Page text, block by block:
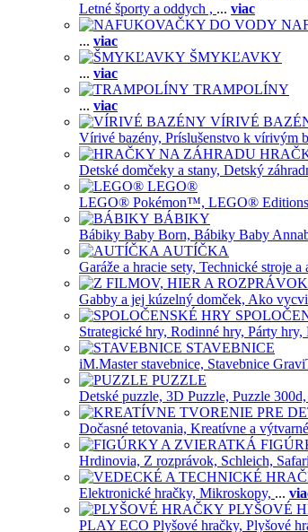
Letné športy a oddych , ... viac
... viac
ŠMYKĽAVKY
... viac
TRAMPOLÍNY
... viac
VÍRIVÉ
Vírivé bazény, Príslušenstvo k vírivým
Detské domčeky a stany, Detský
LEGO®
LEGO® Pokémon™, LEGO®
BÁBIKY
Bábiky Baby Born, Bábiky Baby
AUTÍČKA
Garáže a hracie sety, Technické stroje a
Gabby a jej kúzelný domček, Ako
Strategické hry, Rodinné hry, Párty hry,
STAVEBNICE
iM.Master stavebnice, Stavebnice
PUZZLE
Detské puzzle, 3D Puzzle, Puzzle 300d,
Dočasné tetovania, Kreatívne a
Hrdinovia, Z rozprávok, Schleich,
Elektronické hračky, Mikroskopy, ...
PLYŠOVÉ
PLAY ECO Plyšové hračky, Plyšové